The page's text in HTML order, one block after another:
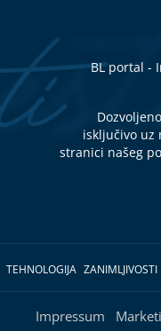
BL portal -
isključivo uz
stranici našeg
TEHNOLOGIJA ZANIMLJIVOSTI
Impressum